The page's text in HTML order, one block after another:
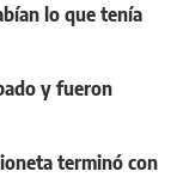
lo que tenía
y fueron
terminó con